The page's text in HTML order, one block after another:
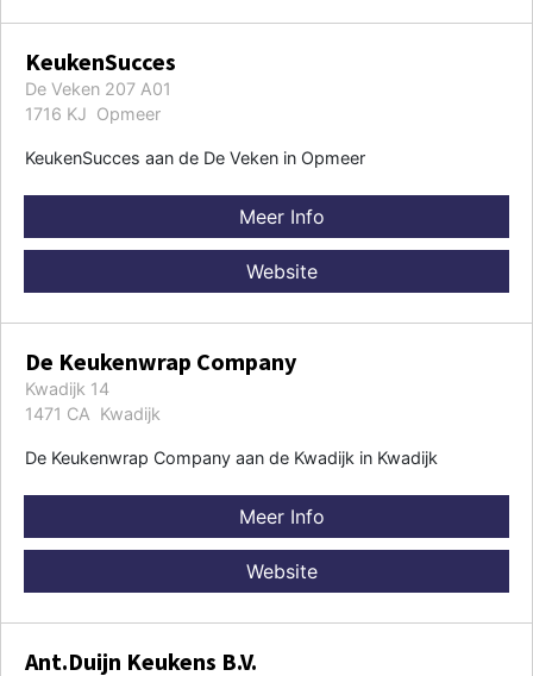
KeukenSucces
De Veken 207 A01
1716 KJ Opmeer
KeukenSucces aan de De Veken in Opmeer
Meer Info
Website
De Keukenwrap Company
Kwadijk 14
1471 CA Kwadijk
De Keukenwrap Company aan de Kwadijk in Kwadijk
Meer Info
Website
Ant.Duijn Keukens B.V.